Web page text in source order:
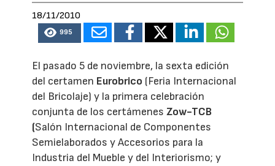
18/11/2010
995
El pasado 5 de noviembre, la sexta edición
del certamen Eurobrico (Feria Internacional
del Bricolaje) y la primera celebración
conjunta de los certámenesZow-TCB
(Salón Internacional de Componentes
Semielaborados y Accesorios para la
Industria del Mueble y del Interiorismo; y